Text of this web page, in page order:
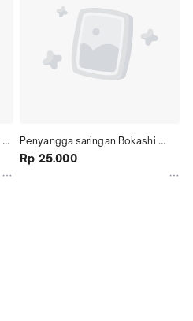
Penyangga saringan Bokashi
Urban Komposter 17 liter
Rp 25.000